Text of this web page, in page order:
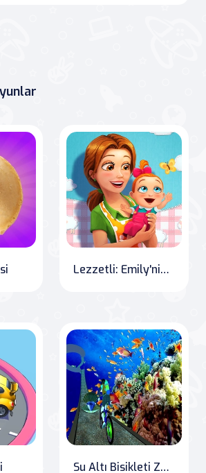
Lezzetli: Emily'nin Yeni Başlangıcı
Su Altı Bisikleti Zorlu Parkur